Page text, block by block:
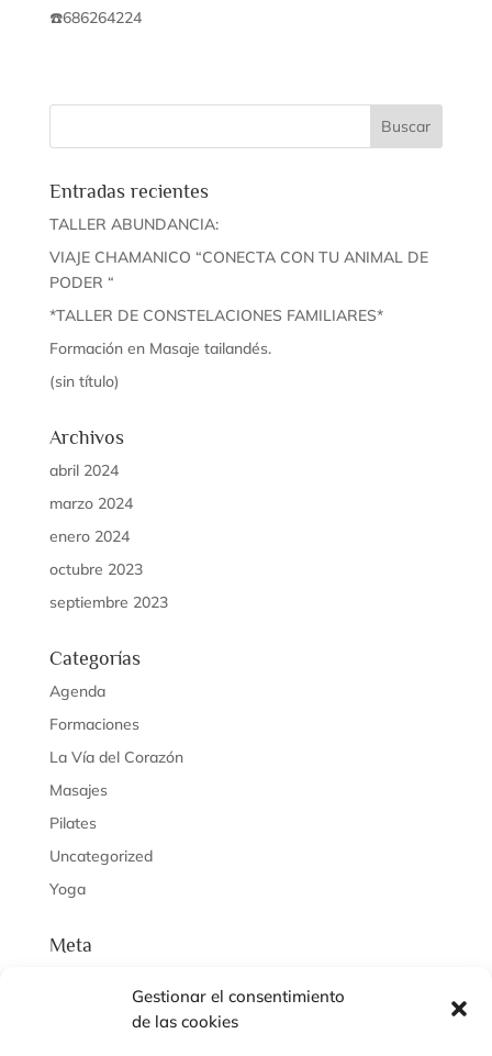
Gestionar el consentimiento
de las cookies
☎️686264224
Entradas recientes
TALLER ABUNDANCIA:
VIAJE CHAMANICO “CONECTA CON TU ANIMAL DE
PODER “
*TALLER DE CONSTELACIONES FAMILIARES*
Formación en Masaje tailandés.
(sin título)
Archivos
abril 2024
marzo 2024
enero 2024
octubre 2023
septiembre 2023
Categorías
Agenda
Formaciones
La Vía del Corazón
Masajes
Pilates
Uncategorized
Yoga
Meta
Feed de entradas